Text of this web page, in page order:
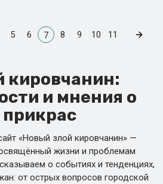
5 6 7 8 9 10 11
кировчанин:
и мнения о
прикрас
«Новый злой кировчанин» —
жизни и проблемам
о событиях и тенденциях,
от острых вопросов городской